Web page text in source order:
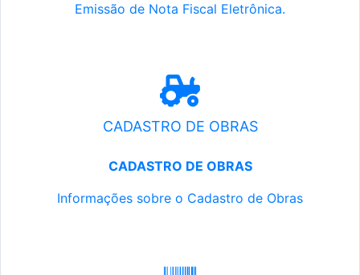
Emissão de Nota Fiscal Eletrônica.
CADASTRO DE OBRAS
CADASTRO DE OBRAS
Informações sobre o Cadastro de Obras